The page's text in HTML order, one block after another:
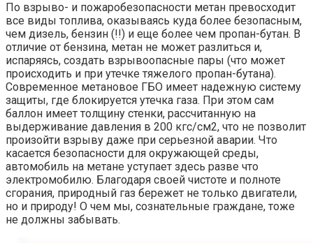
По взрыво- и пожаробезопасности метан превосходит
все виды топлива, оказываясь куда более безопасным,
чем дизель, бензин (!!) и еще более чем пропан-бутан. В
отличие от бензина, метан не может разлиться и,
испаряясь, создать взрывоопасные пары (что может
происходить и при утечке тяжелого пропан-бутана).
Современное метановое ГБО имеет надежную систему
защиты, где блокируется утечка газа. При этом сам
баллон имеет толщину стенки, рассчитанную на
выдерживание давления в 200 кгс/см2, что не позволит
произойти взрыву даже при серьезной аварии. Что
касается безопасности для окружающей среды,
автомобиль на метане уступает здесь разве что
электромобилю. Благодаря своей чистоте и полноте
сгорания, природный газ бережет не только двигатели,
но и природу! О чем мы, сознательные граждане, тоже
не должны забывать.